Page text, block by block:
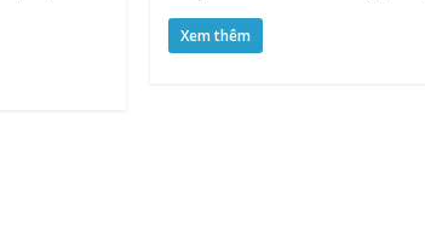
Xem thêm